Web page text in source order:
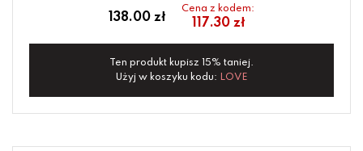
138.00 zł
Cena z kodem:
117.30 zł
Ten produkt kupisz 15% taniej.
Użyj w koszyku kodu: LOVE